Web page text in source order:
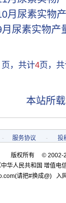
月尿素实物
尿素实物产
页，共计4页，
本站所
服务协议 - 投
版权所有 © 2002-
中华人民共和国 增值电
请把#换成@)